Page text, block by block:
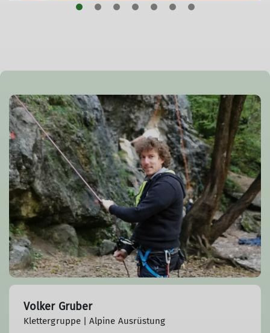
© Franziska Bauknecht
Volker Gruber
Klettergruppe | Alpine Ausrüstung